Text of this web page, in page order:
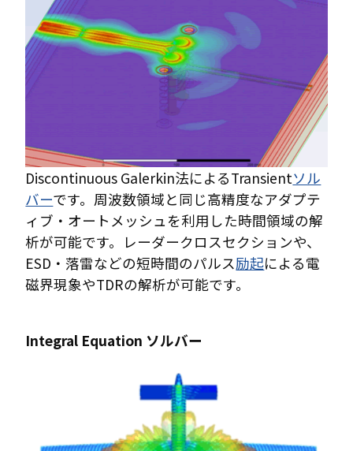
Discontinuous Galerkin法によるTransientソル
バーです。周波数領域と同じ高精度なアダプテ
ィブ・オートメッシュを利用した時間領域の解
析が可能です。レーダークロスセクションや、
ESD・落雷などの短時間のパルス励起による電
磁界現象やTDRの解析が可能です。
Integral Equation ソルバー